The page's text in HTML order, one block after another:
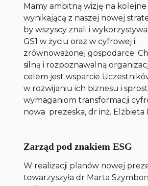
Mamy ambitną wizję na kolejne
wynikającą z naszej nowej
by wszyscy znali i
GS1 w życiu oraz w cyfrowej i
zrównoważonej gospodarce.
silną i rozpoznawalną
celem jest wsparcie
w rozwijaniu ich biznesu i
wymaganiom transformacji
nowa prezeska, dr inż. Elżbieta
Zarząd pod znakiem ESG
W realizacji planów nowej
towarzyszyła dr Marta